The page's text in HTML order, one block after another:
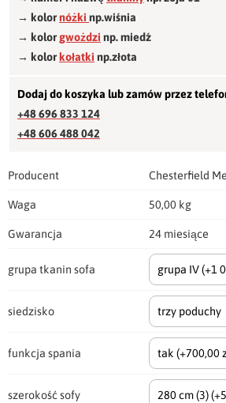
→ kolornóżki np.wiśnia
→ kolorgwożdzi np. miedź
→ kolorkołatki np.złota
Dodaj do koszyka lub zamów przez
+48 696 833 124
+48 606 488 042
Producent Chesterfield
Waga 50,00 kg
Gwarancja 24 miesiące
grupa tkanin sofa grupa IV(+1
siedzisko trzy poduchy
funkcja spania tak (+700,00
szerokość sofy 280 cm(3)